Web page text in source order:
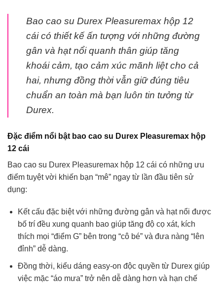
Bao cao su Durex Pleasuremax hộp 12
cái có thiết kế ấn tượng với những đường
gân và hạt nổi quanh thân giúp tăng
khoái cảm, tạo cảm xúc mãnh liệt cho cả
hai, nhưng đồng thời vẫn giữ đúng tiêu
chuẩn an toàn mà bạn luôn tin tưởng từ
Durex.
Đặc điểm nổi bật bao cao su Durex Pleasuremax hộp
12 cái
Bao cao su Durex Pleasuremax hộp 12 cái có những ưu
điểm tuyệt vời khiến bạn “mê” ngay từ lần đầu tiên sử
dụng:
Kết cấu đặc biệt với những đường gân và hạt nổi được
bố trí đều xung quanh bao giúp tăng độ cọ xát, kích
thích mọi “điểm G” bên trong “cô bé” và đưa nàng “lên
đỉnh” dễ dàng.
Đồng thời, kiểu dáng easy-on độc quyền từ Durex giúp
việc mặc “áo mưa” trở nên dễ dàng hơn và hạn chế